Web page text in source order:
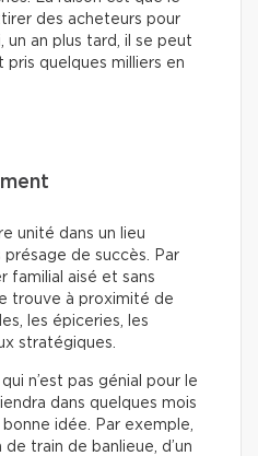
des acheteurs pour
un an plus tard, il se peut
pris quelques milliers en
unité dans un lieu
présage de succès. Par
familial aisé et sans
trouve à proximité de
les épiceries, les
stratégiques.
n’est pas génial pour le
dans quelques mois
idée. Par exemple,
train de banlieue, d’un